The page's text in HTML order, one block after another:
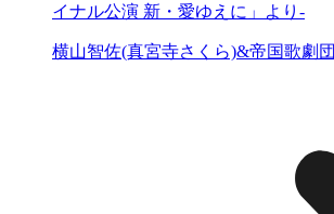
イナル公演 新・愛ゆえに」より-
横山智佐(真宮寺さくら)&帝国歌劇団